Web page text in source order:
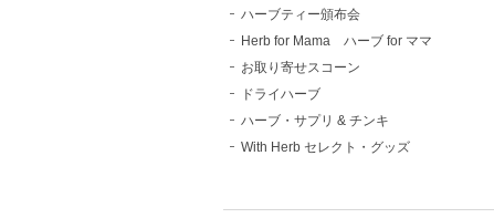
ハーブティー頒布会
Herb for Mama ハーブ for ママ
お取り寄せスコーン
ドライハーブ
ハーブ・サプリ & チンキ
With Herb セレクト・グッズ